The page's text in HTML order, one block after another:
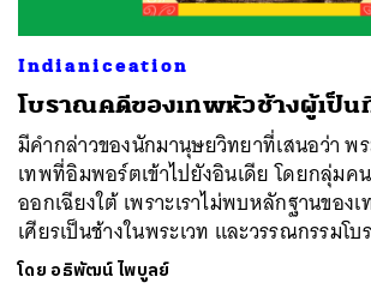
Indianiceation
โบราณคดีของเทพหัวช้างผู้เป็น
มีคำกล่าวของนักมานุษยวิทยาที่เสนอว่า พ
เทพที่อิมพอร์ตเข้าไปยังอินเดีย โดยกลุ่มค
ออกเฉียงใต้ เพราะเราไม่พบหลักฐานของ
เศียรเป็นช้างในพระเวท และวรรณกรรมโ
โดย อธิพัฒน์ ไพบูลย์